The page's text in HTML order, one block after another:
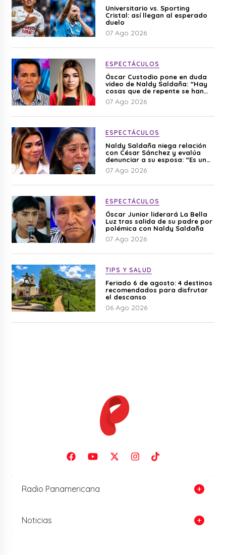
Universitario vs. Sporting
Cristal: así llegan al esperado
duelo
07 Ago 2026
ESPECTÁCULOS
Óscar Custodio pone en duda
video de Naldy Saldaña: “Hay
cosas que de repente se han
editado”
07 Ago 2026
ESPECTÁCULOS
Naldy Saldaña niega relación
con César Sánchez y evalúa
denunciar a su esposa: “Es una
difamación”
07 Ago 2026
ESPECTÁCULOS
Óscar Junior liderará La Bella
Luz tras salida de su padre por
polémica con Naldy Saldaña
07 Ago 2026
TIPS Y SALUD
Feriado 6 de agosto: 4 destinos
recomendados para disfrutar
el descanso
06 Ago 2026
Radio Panamericana
Noticias